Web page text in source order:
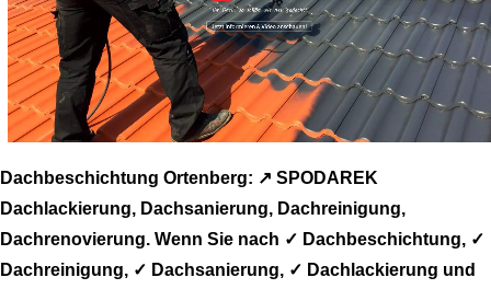
Dachbeschichtung Ortenberg: ↗️ SPODAREK
Dachlackierung, Dachsanierung, Dachreinigung,
Dachrenovierung. Wenn Sie nach ✓ Dachbeschichtung, ✓
Dachreinigung, ✓ Dachsanierung, ✓ Dachlackierung und